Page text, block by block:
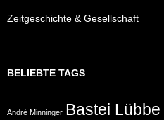
Zeitgeschichte & Gesellschaft
BELIEBTE TAGS
André Minninger Bastei Lübbe